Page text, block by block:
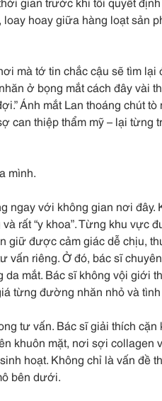
hoay giữa hàng loạt sản
mà tớ tin chắc cậu sẽ tìm
ở bọng mắt cách đây vài
Ánh mắt Lan thoáng chút tò
can thiệp thẩm mỹ – lại từng
mình.
ngay với không gian nơi đây.
rất “y khoa”. Từng khu vực
giữ được cảm giác dễ chịu,
riêng. Ở đó, bác sĩ
mắt. Bác sĩ không vội giới
từng đường nhăn nhỏ và
tư vấn. Bác sĩ giải thích cặn
khuôn mặt, nơi sợi collagen
hoạt. Không chỉ là vấn đề
bên dưới.